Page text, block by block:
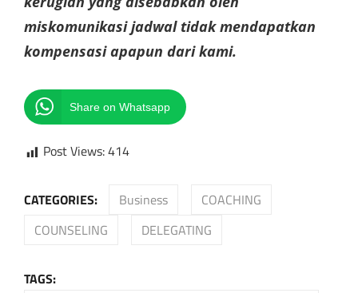
miskomunikasi jadwal tidak mendapatkan
kompensasi apapun dari kami.
Share on Whatsapp
Post Views:414
CATEGORIES: Business
COACHING
COUNSELING
DELEGATING
TAGS: